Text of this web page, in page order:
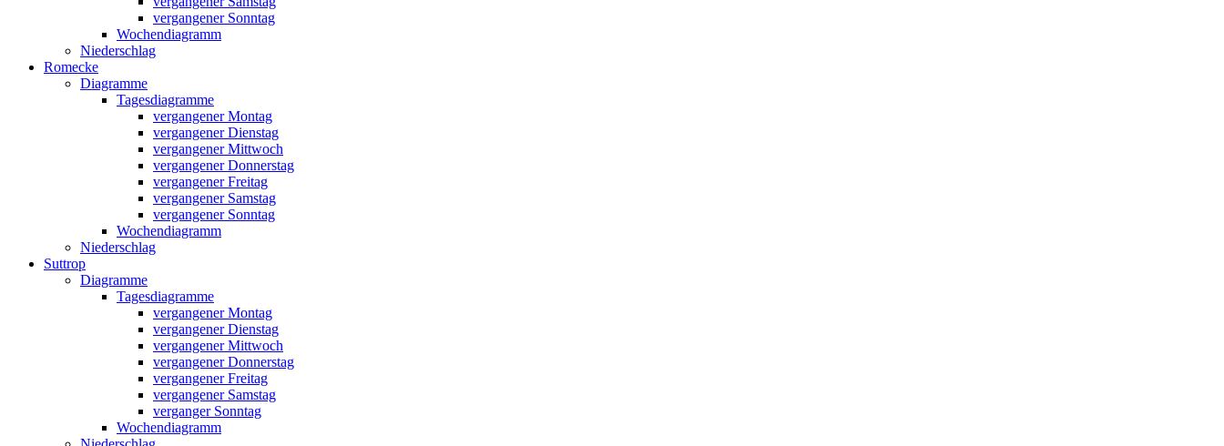
vergangener Sonntag
Wochendiagramm
Niederschlag
Romecke
Diagramme
Tagesdiagramme
vergangener Montag
vergangener Dienstag
vergangener Mittwoch
vergangener Donnerstag
vergangener Freitag
vergangener Samstag
vergangener Sonntag
Wochendiagramm
Niederschlag
Suttrop
Diagramme
Tagesdiagramme
vergangener Montag
vergangener Dienstag
vergangener Mittwoch
vergangener Donnerstag
vergangener Freitag
vergangener Samstag
verganger Sonntag
Wochendiagramm